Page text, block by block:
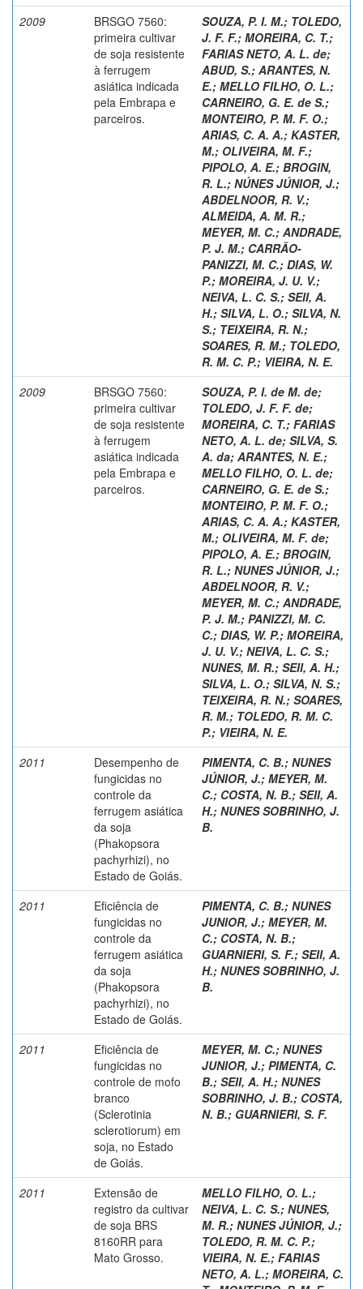
2009
BRSGO 7560:
primeira cultivar
de soja resistente
à ferrugem
asiática indicada
pela Embrapa e
parceiros.
SOUZA, P. I. M.; TOLEDO,
J. F. F.; MOREIRA, C. T.;
FARIAS NETO, A. L. de;
ABUD, S.; ARANTES, N.
E.; MELLO FILHO, O. L.;
CARNEIRO, G. E. de S.;
MONTEIRO, P. M. F. O.;
ARIAS, C. A. A.; KASTER,
M.; OLIVEIRA, M. F.;
PIPOLO, A. E.; BROGIN,
R. L.; NÚNES JÚNIOR, J.;
ABDELNOOR, R. V.;
ALMEIDA, A. M. R.;
MEYER, M. C.; ANDRADE,
P. J. M.; CARRÃO-
PANIZZI, M. C.; DIAS, W.
P.; MOREIRA, J. U. V.;
NEIVA, L. C. S.; SEII, A.
H.; SILVA, L. O.; SILVA, N.
S.; TEIXEIRA, R. N.;
SOARES, R. M.; TOLEDO,
R. M. C. P.; VIEIRA, N. E.
2009
BRSGO 7560:
primeira cultivar
de soja resistente
à ferrugem
asiática indicada
pela Embrapa e
parceiros.
SOUZA, P. I. de M. de;
TOLEDO, J. F. F. de;
MOREIRA, C. T.; FARIAS
NETO, A. L. de; SILVA, S.
A. da; ARANTES, N. E.;
MELLO FILHO, O. L. de;
CARNEIRO, G. E. de S.;
MONTEIRO, P. M. F. O.;
ARIAS, C. A. A.; KASTER,
M.; OLIVEIRA, M. F. de;
PIPOLO, A. E.; BROGIN,
R. L.; NUNES JÚNIOR, J.;
ABDELNOOR, R. V.;
MEYER, M. C.; ANDRADE,
P. J. M.; PANIZZI, M. C.
C.; DIAS, W. P.; MOREIRA,
J. U. V.; NEIVA, L. C. S.;
NUNES, M. R.; SEII, A. H.;
SILVA, L. O.; SILVA, N. S.;
TEIXEIRA, R. N.; SOARES,
R. M.; TOLEDO, R. M. C.
P.; VIEIRA, N. E.
2011
Desempenho de
fungicidas no
controle da
ferrugem asiática
da soja
(Phakopsora
pachyrhizi), no
Estado de Goiás.
PIMENTA, C. B.; NUNES
JÚNIOR, J.; MEYER, M.
C.; COSTA, N. B.; SEII, A.
H.; NUNES SOBRINHO, J.
B.
2011
Eficiência de
fungicidas no
controle da
ferrugem asiática
da soja
(Phakopsora
pachyrhizi), no
Estado de Goiás.
PIMENTA, C. B.; NUNES
JUNIOR, J.; MEYER, M.
C.; COSTA, N. B.;
GUARNIERI, S. F.; SEII, A.
H.; NUNES SOBRINHO, J.
B.
2011
Eficiência de
fungicidas no
controle de mofo
branco
(Sclerotinia
sclerotiorum) em
soja, no Estado
de Goiás.
MEYER, M. C.; NUNES
JUNIOR, J.; PIMENTA, C.
B.; SEII, A. H.; NUNES
SOBRINHO, J. B.; COSTA,
N. B.; GUARNIERI, S. F.
2011
Extensão de
registro da cultivar
de soja BRS
8160RR para
Mato Grosso.
MELLO FILHO, O. L.;
NEIVA, L. C. S.; NUNES,
M. R.; NUNES JÚNIOR, J.;
TOLEDO, R. M. C. P.;
VIEIRA, N. E.; FARIAS
NETO, A. L.; MOREIRA, C.